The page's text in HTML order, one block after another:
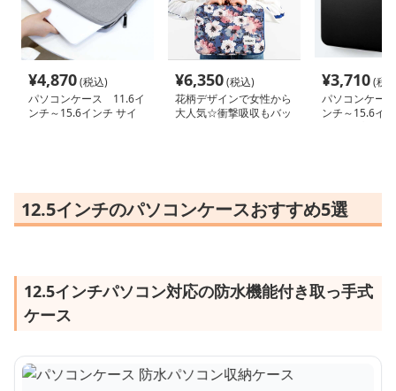
¥4,870(税込)
パソコンケース 11.6イ
ンチ～15.6インチ サイ
¥6,350(税込)
花柄デザインで女性から
大人気☆衝撃吸収もバッ
¥3,710(税
パソコンケー
ンチ～15.6イ
12.5インチのパソコンケースおすすめ5選
12.5インチパソコン対応の防水機能付き取っ手式
ケース